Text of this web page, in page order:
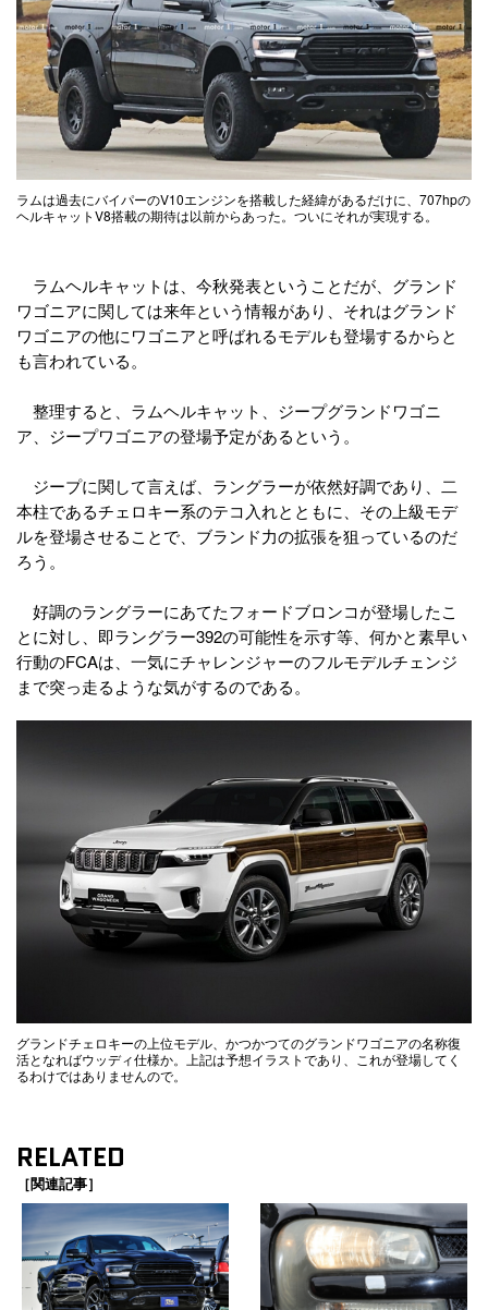
ラムは過去にバイパーのV10エンジンを搭載した経緯があるだけに、707hpの
ヘルキャットV8搭載の期待は以前からあった。ついにそれが実現する。
ラムヘルキャットは、今秋発表ということだが、グランド
ワゴニアに関しては来年という情報があり、それはグランド
ワゴニアの他にワゴニアと呼ばれるモデルも登場するからと
も言われている。
整理すると、ラムヘルキャット、ジープグランドワゴニ
ア、ジープワゴニアの登場予定があるという。
ジープに関して言えば、ラングラーが依然好調であり、二
本柱であるチェロキー系のテコ入れとともに、その上級モデ
ルを登場させることで、ブランド力の拡張を狙っているのだ
ろう。
好調のラングラーにあてたフォードブロンコが登場したこ
とに対し、即ラングラー392の可能性を示す等、何かと素早い
行動のFCAは、一気にチャレンジャーのフルモデルチェンジ
まで突っ走るような気がするのである。
グランドチェロキーの上位モデル、かつかつてのグランドワゴニアの名称復
活となればウッディ仕様か。上記は予想イラストであり、これが登場してく
るわけではありませんので。
RELATED
［関連記事］